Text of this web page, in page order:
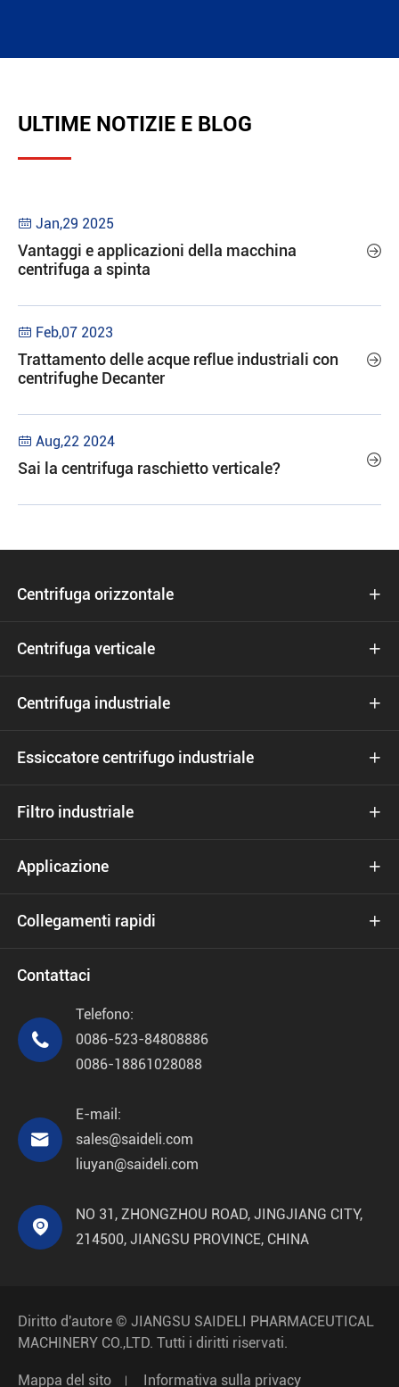
ULTIME NOTIZIE E BLOG
 Jan,29 2025
Vantaggi e applicazioni della macchina
centrifuga a spinta

 Feb,07 2023
Trattamento delle acque reflue industriali con
centrifughe Decanter

 Aug,22 2024
Sai la centrifuga raschietto verticale? 
Centrifuga orizzontale 
Centrifuga verticale 
Centrifuga industriale 
Essiccatore centrifugo industriale 
Filtro industriale 
Applicazione 
Collegamenti rapidi 
Contattaci

Telefono:
0086-523-84808886
0086-18861028088

E-mail:
sales@saideli.com
liuyan@saideli.com

NO 31, ZHONGZHOU ROAD, JINGJIANG CITY,
214500, JIANGSU PROVINCE, CHINA
Diritto d'autore © JIANGSU SAIDELI PHARMACEUTICAL
MACHINERY CO.,LTD. Tutti i diritti riservati.
Mappa del sito Informativa sulla privacy